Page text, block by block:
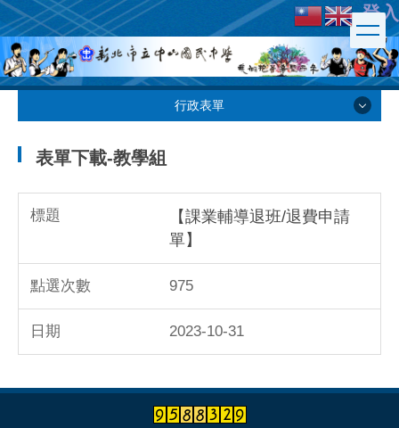
跳
到
主
要
容
區
登入
行政表單
行政表單
總務處
輔導處
表單下載-教學組
【課業輔導退班/退費申請
單】
975
2023-10-31